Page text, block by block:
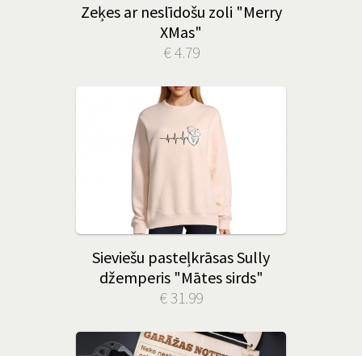
Zeķes ar neslīdošu zoli "Merry
XMas"
€ 4.79
Sieviešu pasteļkrāsas Sully
džemperis "Mātes sirds"
€ 31.99